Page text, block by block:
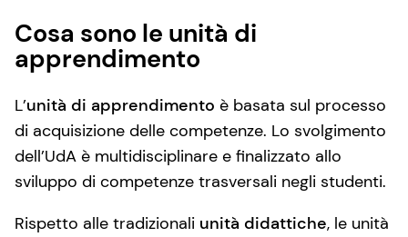
Cosa sono le unità di
apprendimento
L’unità di apprendimento è basata sul processo
di acquisizione delle competenze. Lo svolgimento
dell’UdA è multidisciplinare e finalizzato allo
sviluppo di competenze trasversali negli studenti.
Rispetto alle tradizionali unità didattiche, le unità